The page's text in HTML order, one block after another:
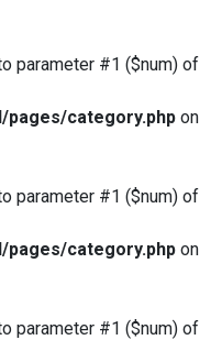
parameter #1 ($num) of
category.php on
parameter #1 ($num) of
category.php on
parameter #1 ($num) of